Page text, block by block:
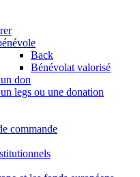
Back
Bénévolat valorisé
don
legs ou une donation
commande